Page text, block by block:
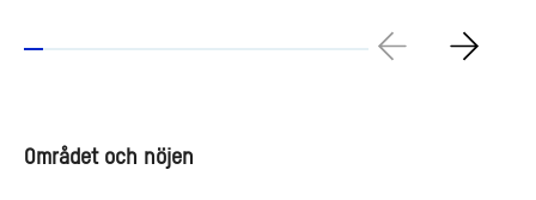
Området och nöjen